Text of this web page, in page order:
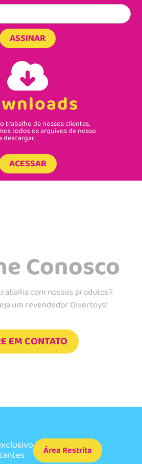
ASSINAR
trabalho de nossos clientes,
todos os arquivos de nosso
ACESSAR
Conosco
com nossos produtos?
um revendedor Divertoys!
EM CONTATO
Área Restrita